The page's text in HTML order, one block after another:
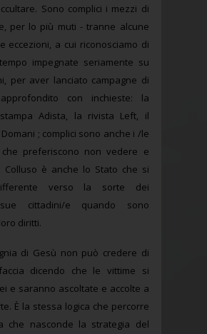
Sono complici i mezzi di
per lo più muti - tranne alcune
eccezioni, a cui riconosciamo di
impegnate seriamente su
per aver lanciato campagne di
con inchieste: la
Adista, la rivista Left, il
; complici sono anche i /le
che preferiscono non vedere e
Colluso è anche lo Stato che si
verso la sorte dei
cittadini/e quando sono
diritti.
di Gesù non può credere di
dicendo che le vittime si
e saranno ascoltate e accolte a
È la stessa logica che percorre
che nasconde la strategia del